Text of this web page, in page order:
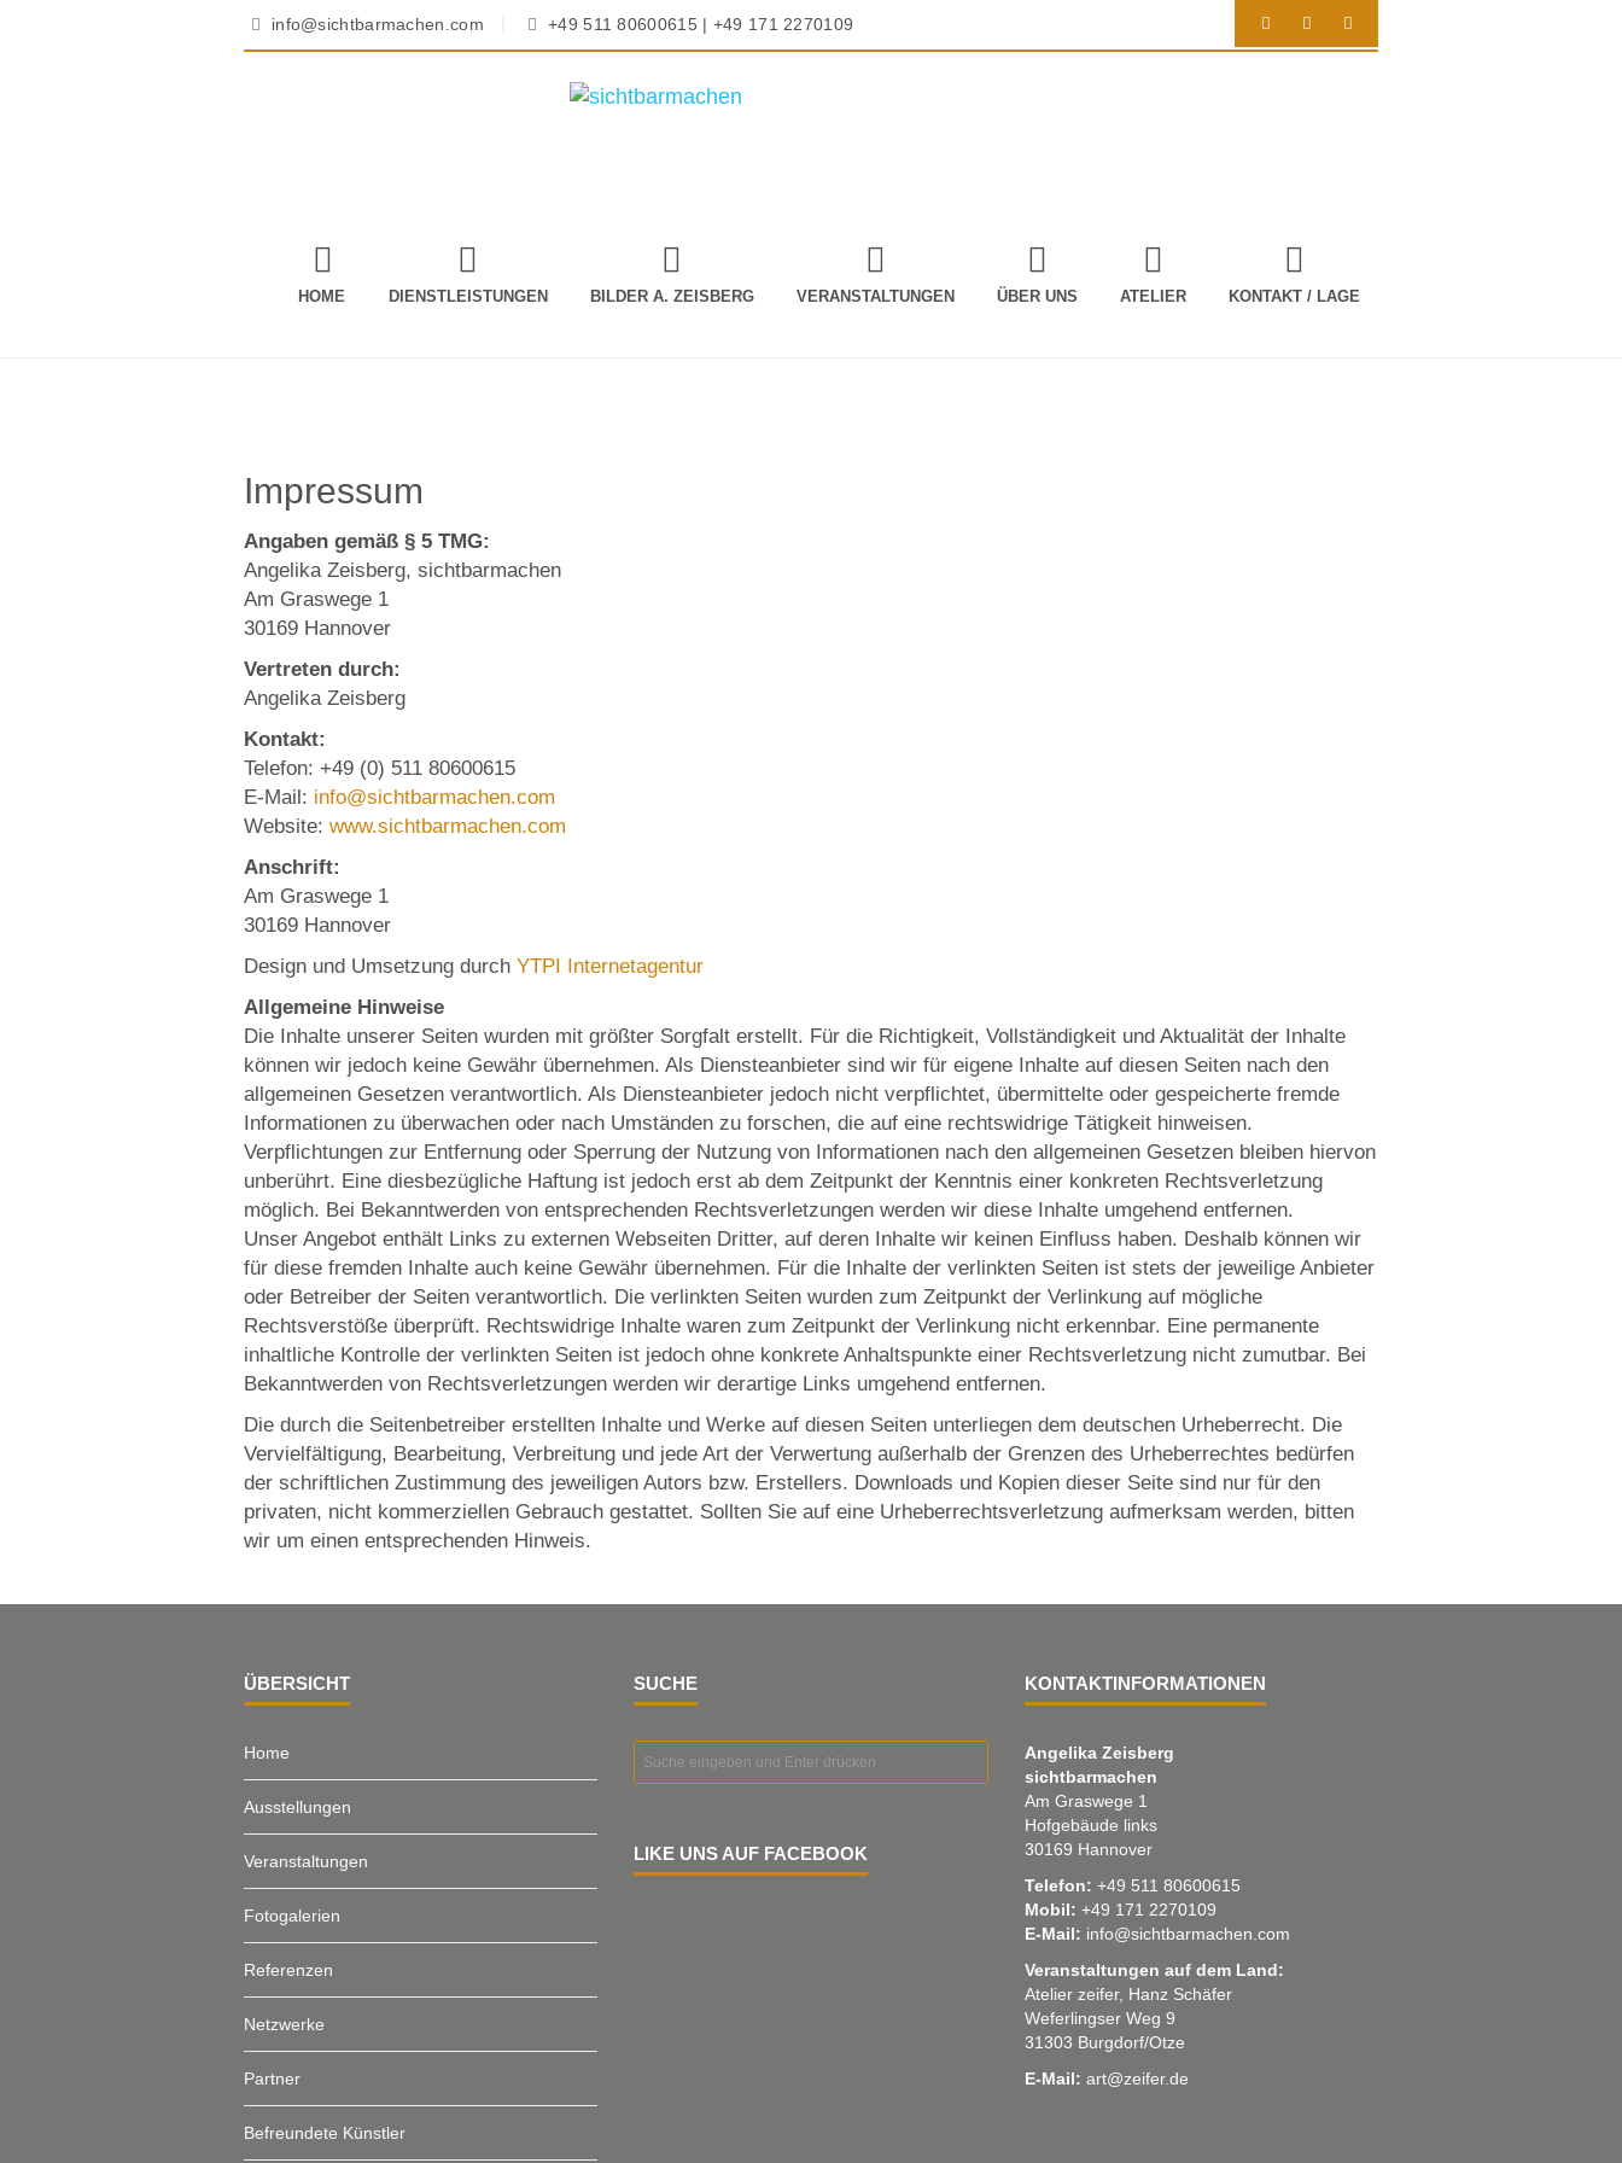
info@sichtbarmachen.com +49 511 80600615 | +49 171 2270109
HOME DIENSTLEISTUNGEN BILDER A. ZEISBERG VERANSTALTUNGEN ÜBER UNS ATELIER KONTAKT / LAGE
Impressum
Angaben gemäß § 5 TMG:
Angelika Zeisberg, sichtbarmachen
Am Graswege 1
30169 Hannover
Vertreten durch:
Angelika Zeisberg
Kontakt:
Telefon: +49 (0) 511 80600615
E-Mail: info@sichtbarmachen.com
Website: www.sichtbarmachen.com
Anschrift:
Am Graswege 1
30169 Hannover
Design und Umsetzung durch YTPI Internetagentur
Allgemeine Hinweise
Die Inhalte unserer Seiten wurden mit größter Sorgfalt erstellt. Für die Richtigkeit, Vollständigkeit und Aktualität der Inhalte
können wir jedoch keine Gewähr übernehmen. Als Diensteanbieter sind wir für eigene Inhalte auf diesen Seiten nach den
allgemeinen Gesetzen verantwortlich. Als Diensteanbieter jedoch nicht verpflichtet, übermittelte oder gespeicherte fremde
Informationen zu überwachen oder nach Umständen zu forschen, die auf eine rechtswidrige Tätigkeit hinweisen.
Verpflichtungen zur Entfernung oder Sperrung der Nutzung von Informationen nach den allgemeinen Gesetzen bleiben hiervon
unberührt. Eine diesbezügliche Haftung ist jedoch erst ab dem Zeitpunkt der Kenntnis einer konkreten Rechtsverletzung
möglich. Bei Bekanntwerden von entsprechenden Rechtsverletzungen werden wir diese Inhalte umgehend entfernen.
Unser Angebot enthält Links zu externen Webseiten Dritter, auf deren Inhalte wir keinen Einfluss haben. Deshalb können wir
für diese fremden Inhalte auch keine Gewähr übernehmen. Für die Inhalte der verlinkten Seiten ist stets der jeweilige Anbieter
oder Betreiber der Seiten verantwortlich. Die verlinkten Seiten wurden zum Zeitpunkt der Verlinkung auf mögliche
Rechtsverstöße überprüft. Rechtswidrige Inhalte waren zum Zeitpunkt der Verlinkung nicht erkennbar. Eine permanente
inhaltliche Kontrolle der verlinkten Seiten ist jedoch ohne konkrete Anhaltspunkte einer Rechtsverletzung nicht zumutbar. Bei
Bekanntwerden von Rechtsverletzungen werden wir derartige Links umgehend entfernen.
Die durch die Seitenbetreiber erstellten Inhalte und Werke auf diesen Seiten unterliegen dem deutschen Urheberrecht. Die
Vervielfältigung, Bearbeitung, Verbreitung und jede Art der Verwertung außerhalb der Grenzen des Urheberrechtes bedürfen
der schriftlichen Zustimmung des jeweiligen Autors bzw. Erstellers. Downloads und Kopien dieser Seite sind nur für den
privaten, nicht kommerziellen Gebrauch gestattet. Sollten Sie auf eine Urheberrechtsverletzung aufmerksam werden, bitten
wir um einen entsprechenden Hinweis.
ÜBERSICHT
Home
Ausstellungen
Veranstaltungen
Fotogalerien
Referenzen
Netzwerke
Partner
Befreundete Künstler
SUCHE
LIKE UNS AUF FACEBOOK
KONTAKTINFORMATIONEN
Angelika Zeisberg
sichtbarmachen
Am Graswege 1
Hofgebäude links
30169 Hannover
Telefon: +49 511 80600615
Mobil: +49 171 2270109
E-Mail: info@sichtbarmachen.com
Veranstaltungen auf dem Land:
Atelier zeifer, Hanz Schäfer
Weferlingser Weg 9
31303 Burgdorf/Otze
E-Mail: art@zeifer.de